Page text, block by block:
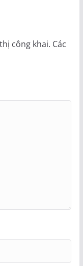
công khai. Các